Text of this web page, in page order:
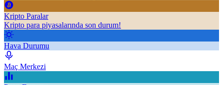
Kripto Paralar
Kripto para piyasalarında son durum!
Hava Durumu
Maç Merkezi